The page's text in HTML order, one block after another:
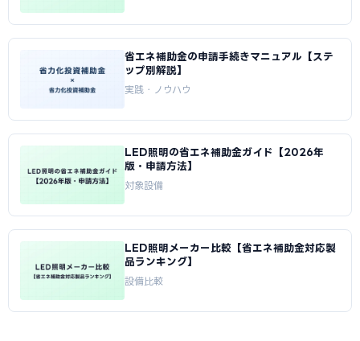
省エネ補助金の申請手続きマニュアル【ステ
ップ別解説】
実践・ノウハウ
LED照明の省エネ補助金ガイド【2026年
版・申請方法】
対象設備
LED照明メーカー比較【省エネ補助金対応製
品ランキング】
設備比較